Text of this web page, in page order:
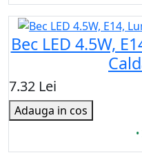
Bec LED 4.5W,
7.32 Lei
Adauga in cos